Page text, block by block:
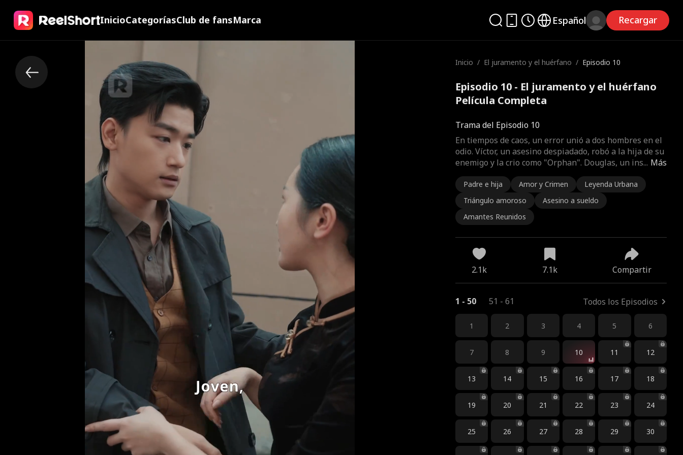
InicioCategoríasClub de fansMarca Español Recargar
Inicio / El juramento y el huérfano / Episodio 10
Episodio 10 - El juramento y el huérfano
Película Completa
Trama del Episodio 10
Más
En tiempos de caos, un error unió a dos hombres en el
odio. Víctor, un asesino despiadado, robó a la hija de su
enemigo y la crio como "Orphan". Douglas, un ins...
Padre e hija Amor y Crimen
Leyenda Urbana
Triángulo amoroso
Asesino a sueldo
Amantes Reunidos
2.1k 7.1k Compartir
1 - 50 51 - 61 Todos los Episodios
1 2 3 4 5 6
7 8 9 10 11 12
13 14 15 16 17 18
19 20 21 22 23 24
25 26 27 28 29 30